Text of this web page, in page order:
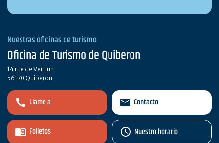
Nuestras oficinas de turismo
Oficina de Turismo de Quiberon
14 rue de Verdun
56170 Quiberon
Llame a
Folletos
Contacto
Nuestro horario